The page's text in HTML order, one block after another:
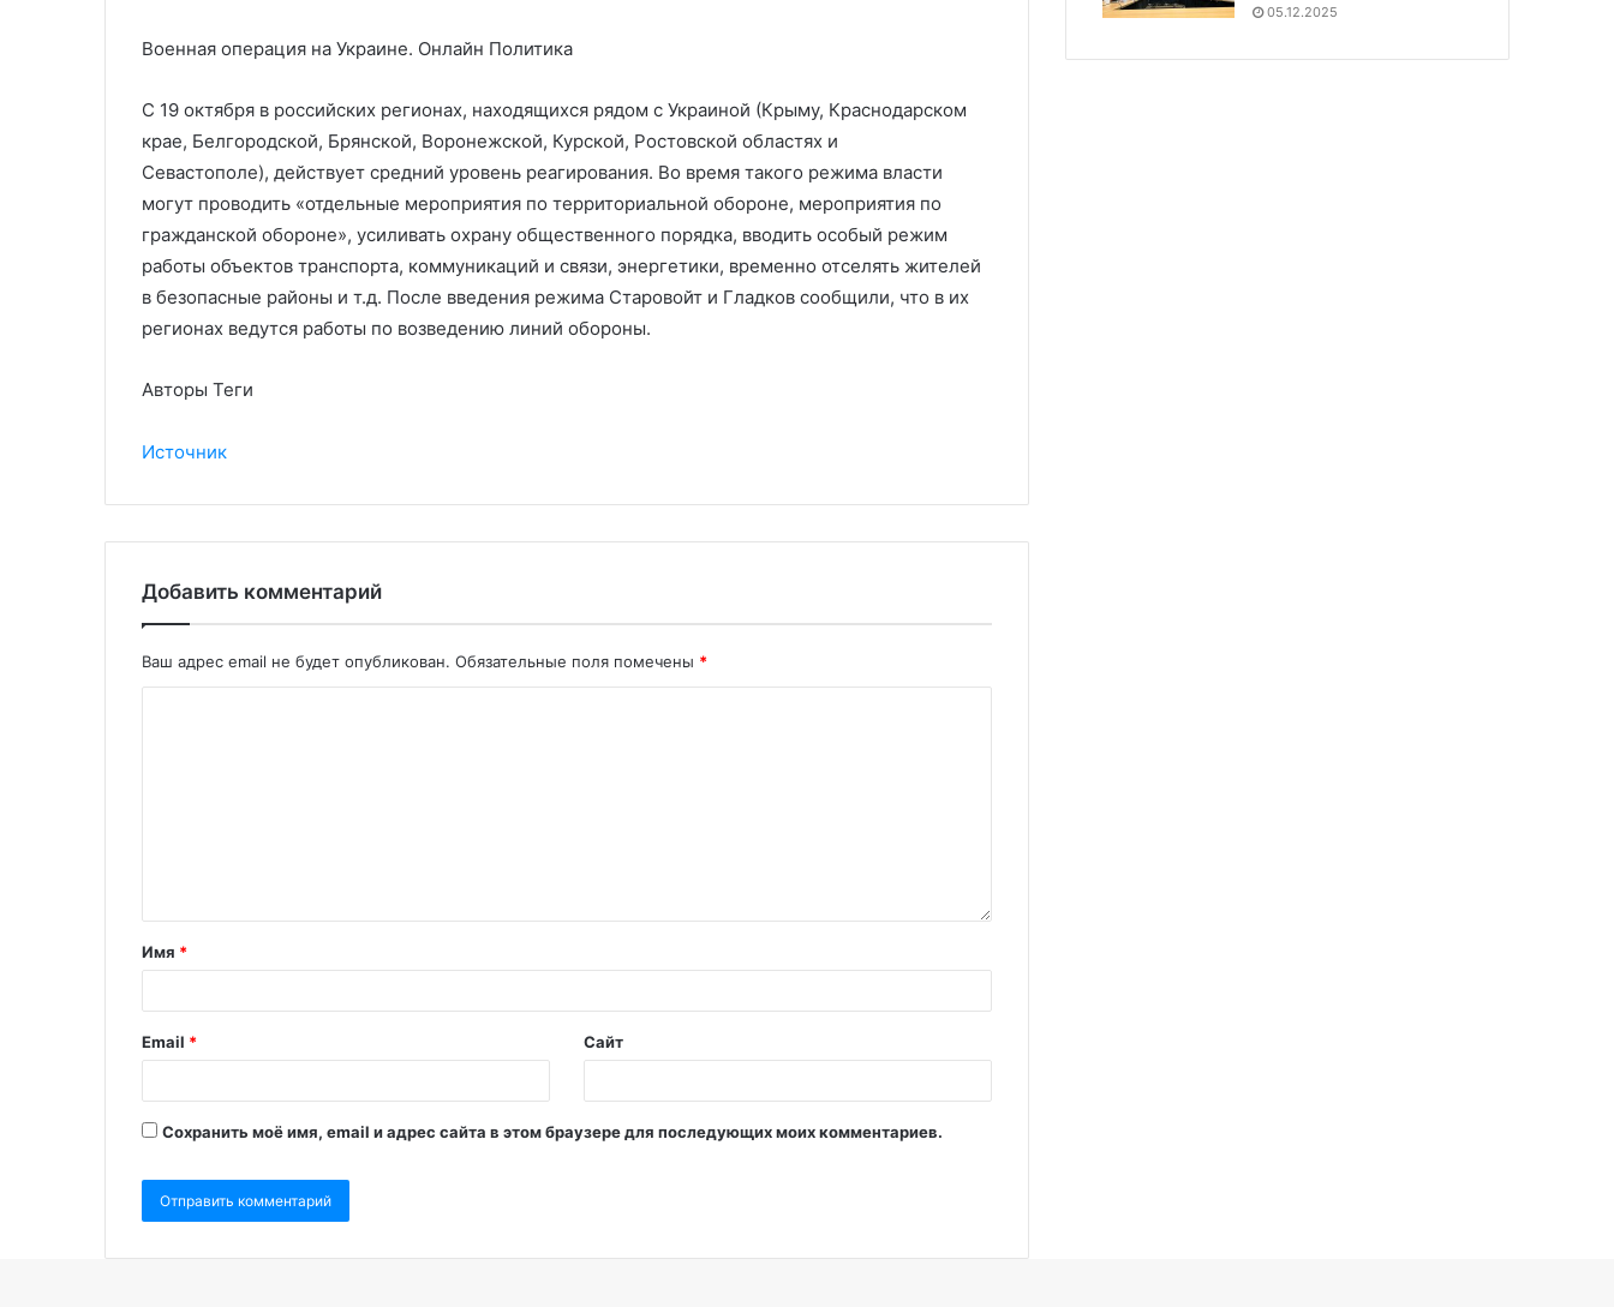
Военная операция на Украине. Онлайн Политика
С 19 октября в российских регионах, находящихся рядом с Украиной (Крыму, Краснодарском
крае, Белгородской, Брянской, Воронежской, Курской, Ростовской областях и
Севастополе), действует средний уровень реагирования. Во время такого режима власти
могут проводить «отдельные мероприятия по территориальной обороне, мероприятия по
гражданской обороне», усиливать охрану общественного порядка, вводить особый режим
работы объектов транспорта, коммуникаций и связи, энергетики, временно отселять жителей
в безопасные районы и т.д. После введения режима Старовойт и Гладков сообщили, что в их
регионах ведутся работы по возведению линий обороны.
Авторы Теги
Источник
Добавить комментарий
Ваш адрес email не будет опубликован. Обязательные поля помечены *
Имя *
Email * Сайт
Сохранить моё имя, email и адрес сайта в этом браузере для последующих моих комментариев.
05.12.2025